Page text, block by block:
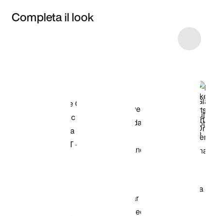
Completa il look